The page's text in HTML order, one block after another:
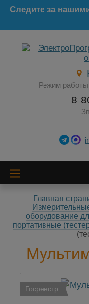
Следите за
Режим
8-
Главная
оборудование
портативные
Госреестр